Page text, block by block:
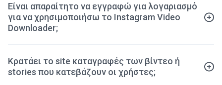
Είναι απαραίτητο να εγγραφώ για λογαριασμό
για να χρησιμοποιήσω το Instagram Video
Downloader;
Κρατάει το site καταγραφές των βίντεο ή
stories που κατεβάζουν οι χρήστες;